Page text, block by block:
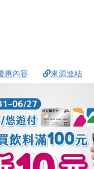
惠內容 來源連結